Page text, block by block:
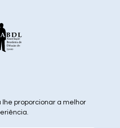
sociais
proporcionar a melhor